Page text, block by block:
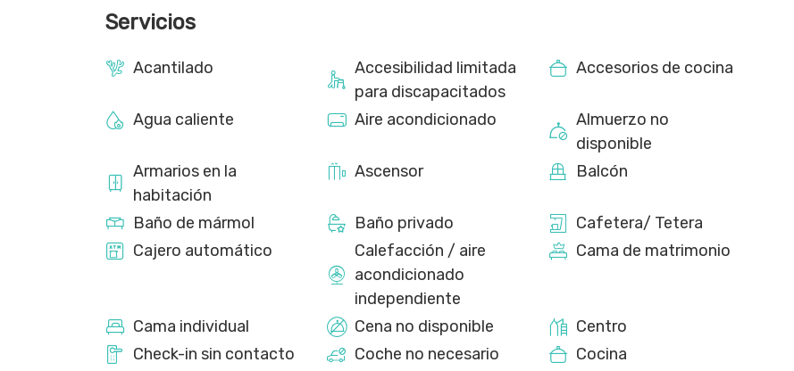
aproximadamente 10 días, dependiendo de las condiciones meteorológicas.
Servicios
Acantilado
Accesibilidad limitada
para discapacitados
Accesorios de cocina
Agua caliente Aire acondicionado
Almuerzo no
disponible
Armarios en la
habitación
Ascensor Balcón
Baño de mármol Baño privado
Cafetera/ Tetera
Cajero automático
Calefacción / aire
acondicionado
independiente
Cama de matrimonio
Cama individual Cena no disponible
Centro
Check-in sin contacto
Coche no necesario
Cocina